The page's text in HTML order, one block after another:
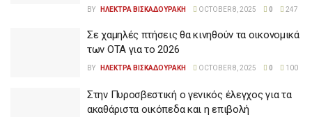
BY ΗΛΕΚΤΡΑ ΒΙΣΚΑΔΟΥΡΑΚΗ OCTOBER 8, 2025 0 247
Σε χαμηλές πτήσεις θα κινηθούν τα οικονομικά
των ΟΤΑ για το 2026
BY ΗΛΕΚΤΡΑ ΒΙΣΚΑΔΟΥΡΑΚΗ OCTOBER 8, 2025 0 100
Στην Πυροσβεστική ο γενικός έλεγχος για τα
ακαθάριστα οικόπεδα και η επιβολή